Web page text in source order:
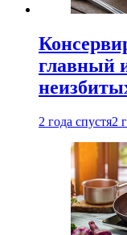
главный
2 года спустя2